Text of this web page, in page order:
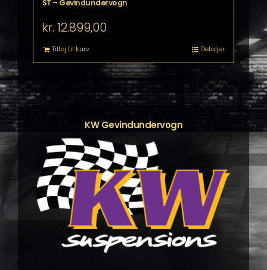
ST – Gevindundervogn
kr. 12.899,00
Tilføj til kurv Detaljer
KW Gevindundervogn